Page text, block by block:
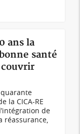
ans la
santé
la CICA-RE
de
réassurance,